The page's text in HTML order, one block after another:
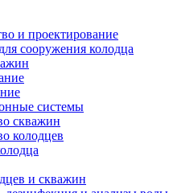
и проектирование
сооружения колодца
системы
скважин
колодцев
и скважин